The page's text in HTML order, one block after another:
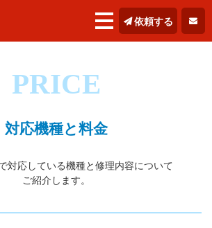
依頼する
PRICE
対応機種と料金
対応している機種と修理内容について
ご紹介します。